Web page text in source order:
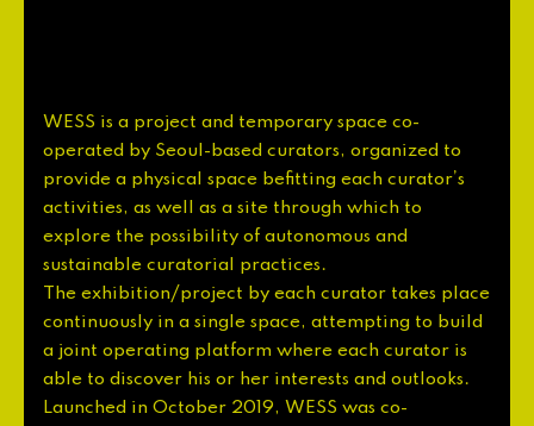
WESS is a project and temporary space co-
operated by Seoul-based curators, organized to
provide a physical space befitting each curator’s
activities, as well as a site through which to
explore the possibility of autonomous and
sustainable curatorial practices.
The exhibition/project by each curator takes place
continuously in a single space, attempting to build
a joint operating platform where each curator is
able to discover his or her interests and outlooks.
Launched in October 2019, WESS was co-